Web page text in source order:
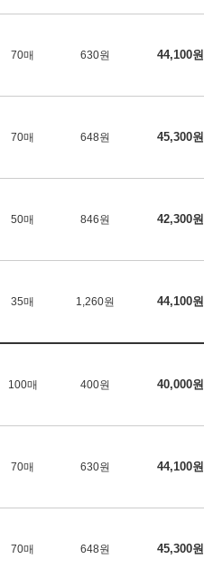
70매 630원 44,100원
70매 648원 45,300원
50매 846원 42,300원
35매 1,260원 44,100원
100매 400원 40,000원
70매 630원 44,100원
70매 648원 45,300원